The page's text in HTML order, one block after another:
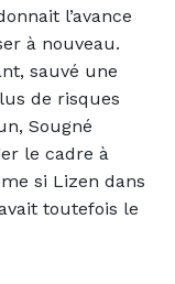
l’avance
à nouveau.
sauvé une
de risques
Sougné
le cadre à
si Lizen dans
toutefois le